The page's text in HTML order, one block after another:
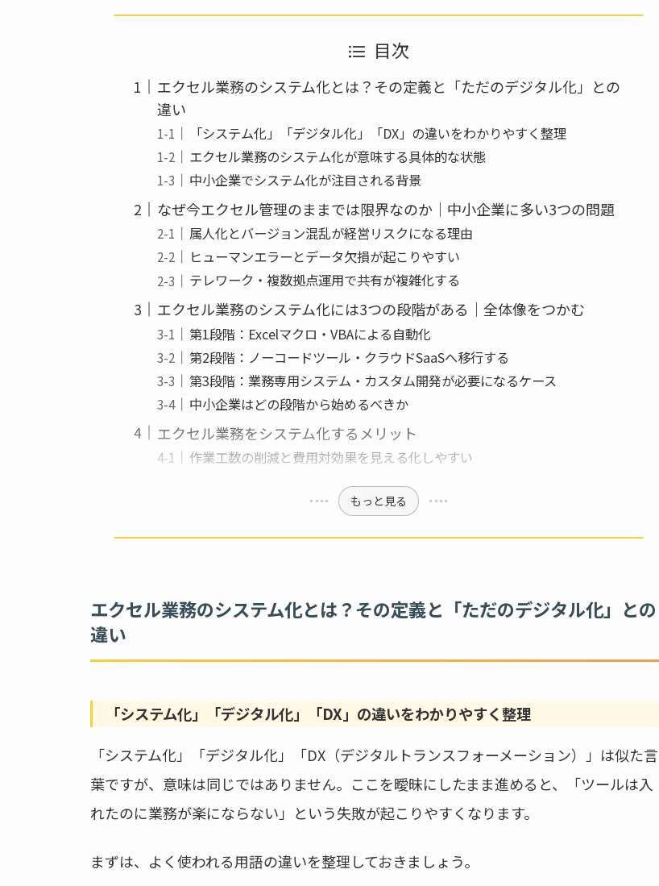
e
o
er
目次
エクセル業務のシステム化とは？その定義と「ただのデジタル化」との
違い
「システム化」「デジタル化」「DX」の違いをわかりやすく整理
エクセル業務のシステム化が意味する具体的な状態
中小企業でシステム化が注目される背景
なぜ今エクセル管理のままでは限界なのか｜中小企業に多い3つの問題
属人化とバージョン混乱が経営リスクになる理由
ヒューマンエラーとデータ欠損が起こりやすい
テレワーク・複数拠点運用で共有が複雑化する
エクセル業務のシステム化には3つの段階がある｜全体像をつかむ
第1段階：Excelマクロ・VBAによる自動化
第2段階：ノーコードツール・クラウドSaaSへ移行する
第3段階：業務専用システム・カスタム開発が必要になるケース
中小企業はどの段階から始めるべきか
エクセル業務をシステム化するメリット
作業工数の削減と費用対効果を見える化しやすい
もっと見る
エクセル業務のシステム化とは？その定義と「ただのデジタル化」との
違い
「システム化」「デジタル化」「DX」の違いをわかりやすく整理
「システム化」「デジタル化」「DX（デジタルトランスフォーメーション）」は似た言
葉ですが、意味は同じではありません。ここを曖昧にしたまま進めると、「ツールは入
れたのに業務が楽にならない」という失敗が起こりやすくなります。
まずは、よく使われる用語の違いを整理しておきましょう。